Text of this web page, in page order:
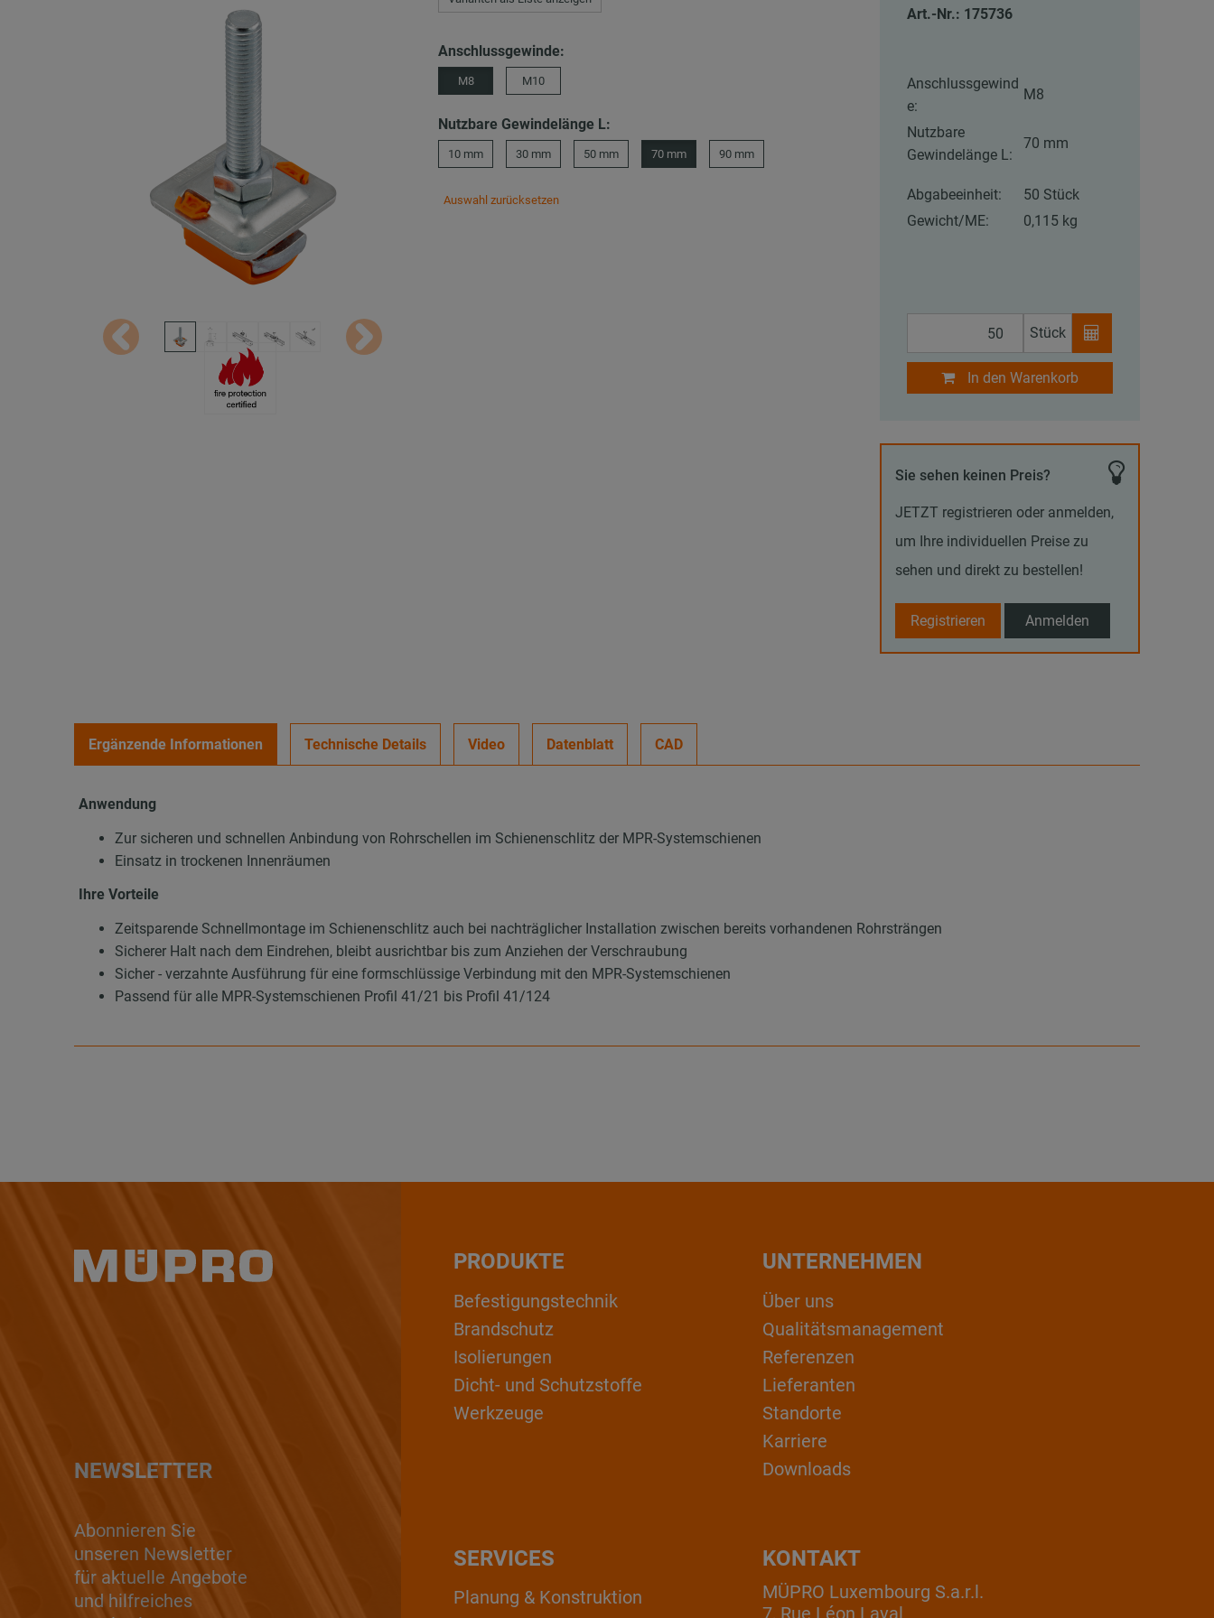
Anschlussgewinde:
M8 M10
Nutzbare Gewindelänge L:
10 mm 30 mm 50 mm 70 mm 90 mm
Auswahl zurücksetzen
Art.-Nr.: 175736
Anschlussgewind
e:
M8
Nutzbare
Gewindelänge L:
70 mm
Abgabeeinheit:
50 Stück
Gewicht/ME:
0,115 kg
Stück
In den Warenkorb
Sie sehen keinen Preis?
JETZT registrieren oder anmelden,
um Ihre individuellen Preise zu
sehen und direkt zu bestellen!
Registrieren Anmelden
Ergänzende Informationen Technische Details Video Datenblatt CAD
Anwendung
Zur sicheren und schnellen Anbindung von Rohrschellen im Schienenschlitz der MPR-Systemschienen
Einsatz in trockenen Innenräumen
Ihre Vorteile
Zeitsparende Schnellmontage im Schienenschlitz auch bei nachträglicher Installation zwischen bereits vorhandenen Rohrsträngen
Sicherer Halt nach dem Eindrehen, bleibt ausrichtbar bis zum Anziehen der Verschraubung
Sicher - verzahnte Ausführung für eine formschlüssige Verbindung mit den MPR-Systemschienen
Passend für alle MPR-Systemschienen Profil 41/21 bis Profil 41/124
NEWSLETTER
Abonnieren Sie
unseren Newsletter
für aktuelle Angebote
und hilfreiches
PRODUKTE
Befestigungstechnik
Brandschutz
Isolierungen
Dicht- und Schutzstoffe
Werkzeuge
UNTERNEHMEN
Über uns
Qualitätsmanagement
Referenzen
Lieferanten
Standorte
Karriere
Downloads
KONTAKT
MÜPRO Luxembourg S.a.r.l.
SERVICES
Planung & Konstruktion